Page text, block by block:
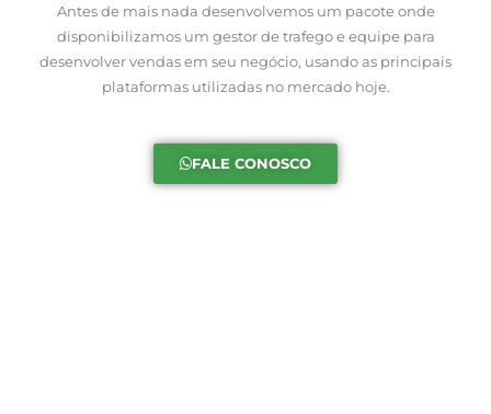
Antes de mais nada desenvolvemos um pacote onde
disponibilizamos um gestor de trafego e equipe para
desenvolver vendas em seu negócio, usando as principais
plataformas utilizadas no mercado hoje.
FALE CONOSCO